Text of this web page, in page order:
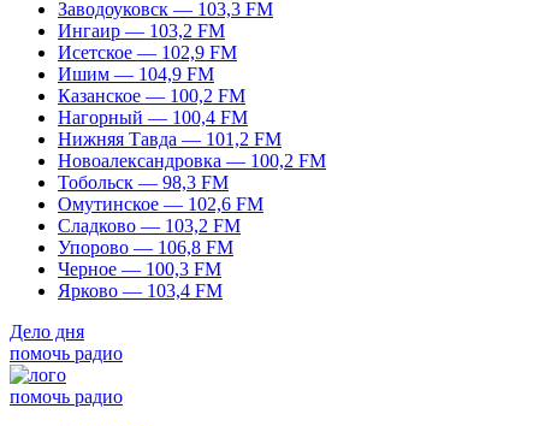
Заводоуковск — 103,3 FM
Ингаир — 103,2 FM
Исетское — 102,9 FM
Ишим — 104,9 FM
Казанское — 100,2 FM
Нагорный — 100,4 FM
Нижняя Тавда — 101,2 FM
Новоалександровка — 100,2 FM
Тобольск — 98,3 FM
Омутинское — 102,6 FM
Сладково — 103,2 FM
Упорово — 106,8 FM
Черное — 100,3 FM
Ярково — 103,4 FM
Дело дня
помочь радио
помочь радио